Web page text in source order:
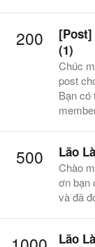
200
[Post]
(1)
Chúc
post
Bạn có
500 Lão
Chào
ơn bạn
và đã
Lão